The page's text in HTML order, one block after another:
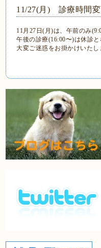
11/27(月) 診療時間
11月27日(月)は、午前のみ
午後の診療(16:00〜)は休診と
大変ご迷惑をお掛かけいたし